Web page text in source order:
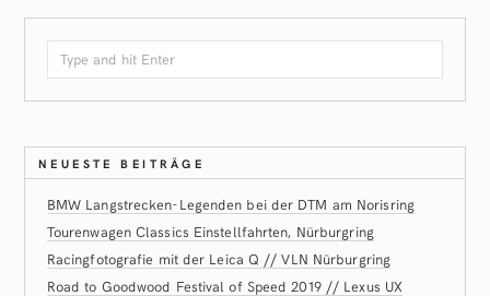
NEUESTE BEITRÄGE
BMW Langstrecken-Legenden bei der DTM am Norisring
Tourenwagen Classics Einstellfahrten, Nürburgring
Racingfotografie mit der Leica Q // VLN Nürburgring
Road to Goodwood Festival of Speed 2019 // Lexus UX